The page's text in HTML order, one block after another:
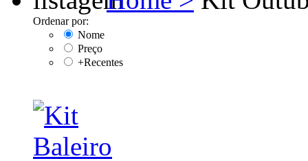
Ordenar por:
Nome
Preço
+Recentes